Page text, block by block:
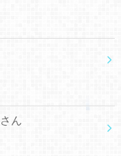
ん